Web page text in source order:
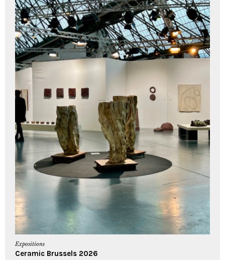
Expositions
Ceramic Brussels 2026